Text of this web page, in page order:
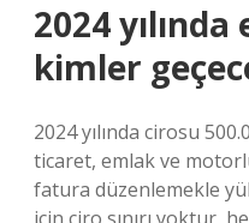
2024
kimler
2024 yılında cirosu
ticaret, emlak ve
fatura düzenlemekle